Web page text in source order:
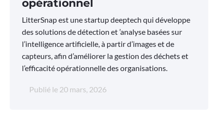
opérationnel
LitterSnap est une startup deeptech qui développe
des solutions de détection et ’analyse basées sur
l’intelligence artificielle, à partir d’images et de
capteurs, afin d’améliorer la gestion des déchets et
l’efficacité opérationnelle des organisations.
Publié le 20 mars, 2026